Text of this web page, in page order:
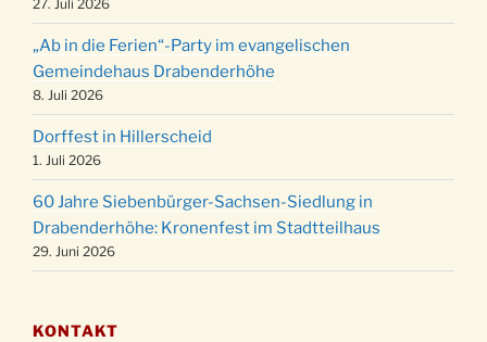
24.12.
Weihnachtsgottesdienst in der Kirche um
15:00 Uhr
24.12.
Weihnachtsgottesdienst in der Kirche um
18:00 Uhr
24.12.
Christmette mit der ev. Jugend in der Kirche
um 23:00 Uhr
31.12.
Gottesdienst zu Silvester in der Kirche um
18:00 Uhr
27. Juli 2026
„Ab in die Ferien“-Party im evangelischen
Gemeindehaus Drabenderhöhe
8. Juli 2026
Dorffest in Hillerscheid
1. Juli 2026
60 Jahre Siebenbürger-Sachsen-Siedlung in
Drabenderhöhe: Kronenfest im Stadtteilhaus
29. Juni 2026
KONTAKT